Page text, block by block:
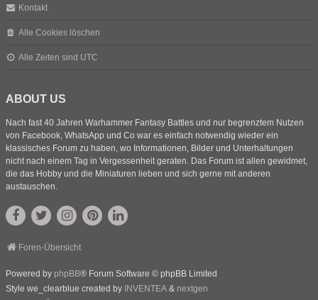
Kontakt
Alle Cookies löschen
Alle Zeiten sind UTC
ABOUT US
Nach fast 40 Jahren Warhammer Fantasy Battles und nur begrenztem Nutzen
von Facebook, WhatsApp und Co war es einfach notwendig wieder ein
klassisches Forum zu haben, wo Informationen, Bilder und Unterhaltungen
nicht nach einem Tag in Vergessenheit geraten. Das Forum ist allen gewidmet,
die das Hobby und die Miniaturen lieben und sich gerne mit anderen
austauschen.
Foren-Übersicht
Powered by phpBB® Forum Software © phpBB Limited
Style we_clearblue created by INVENTEA & nextgen